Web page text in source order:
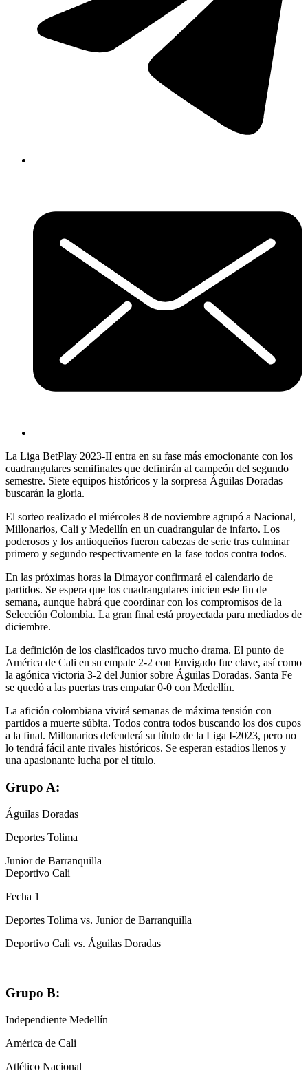
La Liga BetPlay 2023-II entra en su fase más emocionante con los
cuadrangulares semifinales que definirán al campeón del segundo
semestre. Siete equipos históricos y la sorpresa Águilas Doradas
buscarán la gloria.
El sorteo realizado el miércoles 8 de noviembre agrupó a Nacional,
Millonarios, Cali y Medellín en un cuadrangular de infarto. Los
poderosos y los antioqueños fueron cabezas de serie tras culminar
primero y segundo respectivamente en la fase todos contra todos.
En las próximas horas la Dimayor confirmará el calendario de
partidos. Se espera que los cuadrangulares inicien este fin de
semana, aunque habrá que coordinar con los compromisos de la
Selección Colombia. La gran final está proyectada para mediados de
diciembre.
La definición de los clasificados tuvo mucho drama. El punto de
América de Cali en su empate 2-2 con Envigado fue clave, así como
la agónica victoria 3-2 del Junior sobre Águilas Doradas. Santa Fe
se quedó a las puertas tras empatar 0-0 con Medellín.
La afición colombiana vivirá semanas de máxima tensión con
partidos a muerte súbita. Todos contra todos buscando los dos cupos
a la final. Millonarios defenderá su título de la Liga I-2023, pero no
lo tendrá fácil ante rivales históricos. Se esperan estadios llenos y
una apasionante lucha por el título.
Grupo A:
Águilas Doradas
Deportes Tolima
Junior de Barranquilla
Deportivo Cali
Fecha 1
Deportes Tolima vs. Junior de Barranquilla
Deportivo Cali vs. Águilas Doradas
Grupo B:
Independiente Medellín
América de Cali
Atlético Nacional